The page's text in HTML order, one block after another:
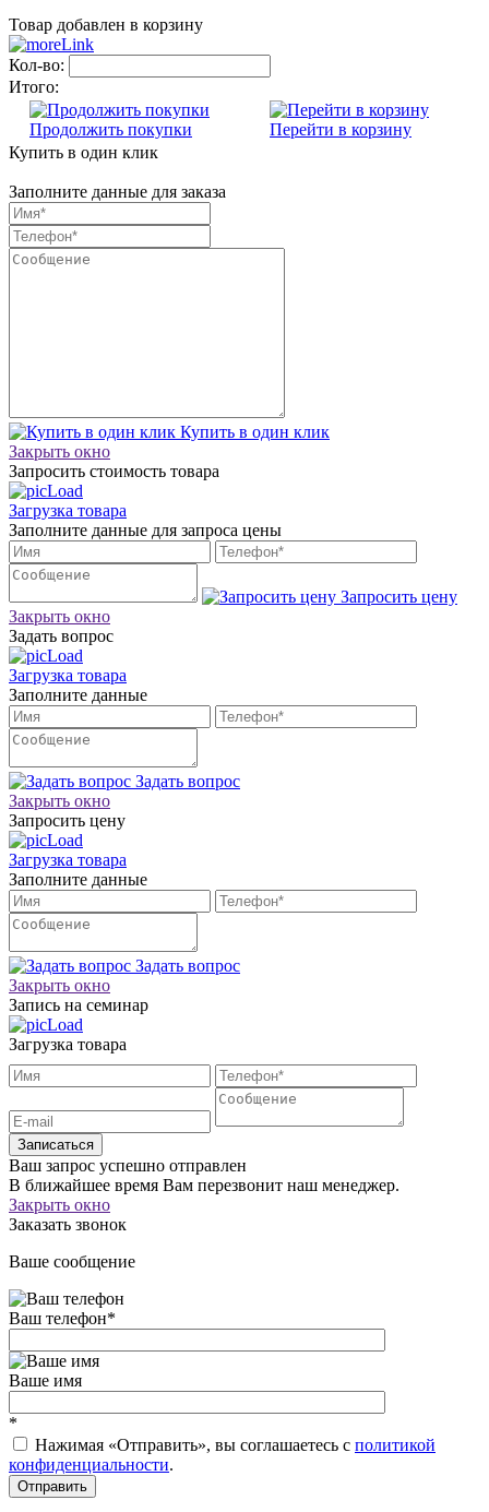
Товар добавлен в корзину
Кол-во:
Итого:
Продолжить покупки
Перейти в корзину
Купить в один клик
Заполните данные для заказа
Купить в один клик
Закрыть окно
Запросить стоимость товара
Загрузка товара
Заполните данные для запроса цены
Запросить цену
Закрыть окно
Задать вопрос
Загрузка товара
Заполните данные
Задать вопрос
Закрыть окно
Запросить цену
Загрузка товара
Заполните данные
Задать вопрос
Закрыть окно
Запись на семинар
Загрузка товара
Записаться
Ваш запрос успешно отправлен
В ближайшее время Вам перезвонит наш менеджер.
Закрыть окно
Заказать звонок
Ваше сообщение
Ваш телефон*
Ваше имя
*
Нажимая «Отправить», вы соглашаетесь c политикой
конфиденциальности.